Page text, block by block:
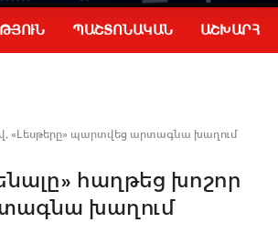
ՊԱՇՏՈՆԱԿԱՆ ԱՇԽԱՐՀ
«Լեսթերը» պարտվեց արտագնա խաղում
հաղթեց խոշոր
խաղում